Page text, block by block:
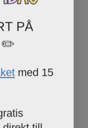
PÅ
✏️
med 15
till